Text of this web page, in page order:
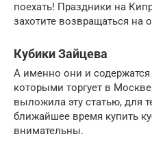
поехать! Праздники на
захотите возвращаться на
Кубики Зайцева
А именно они и содержатся
которыми торгует в
выложила эту статью, для
ближайшее время купить
внимательны.